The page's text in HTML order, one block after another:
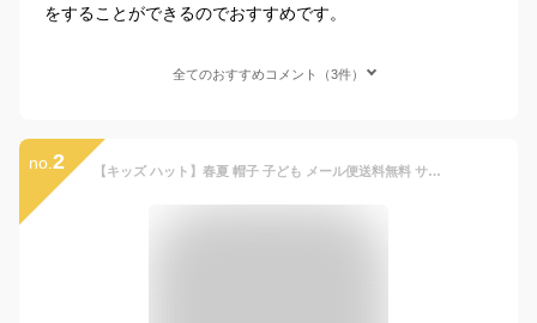
をすることができるのでおすすめです。
全てのおすすめコメント（3件）
no. 2 【キッズ ハット】春夏 帽子 子ども メール便送料無料 サファリハット 子供 男の子 女の子 あごひも こども お揃い 親子 おそろい ペア 家族 パパ ママ おしゃれ 紫外線対策 アドベンチャーハット 綿 コットン アウトドア キャンプ 幼児 園児 小学生【Safari Hat（Kids）】